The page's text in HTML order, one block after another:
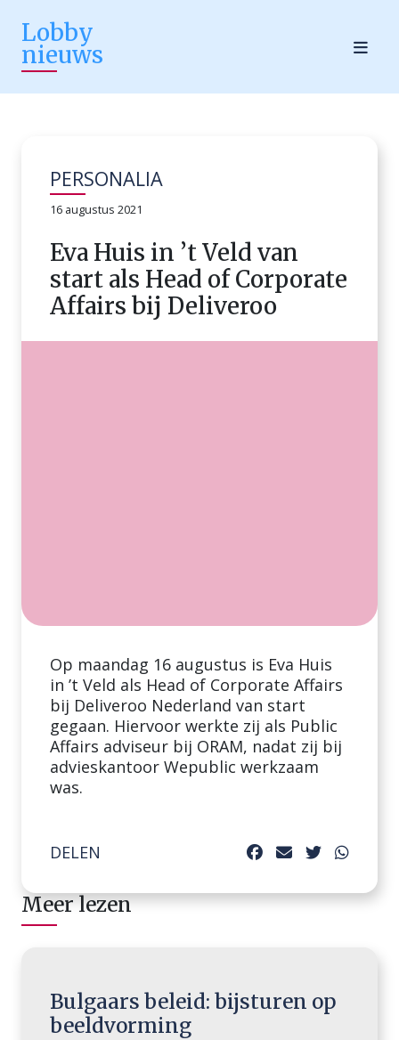
Lobby
nieuws
PERSONALIA
16 augustus 2021
Eva Huis in ’t Veld van
start als Head of Corporate
Affairs bij Deliveroo
Op maandag 16 augustus is Eva Huis
in ’t Veld als Head of Corporate Affairs
bij Deliveroo Nederland van start
gegaan. Hiervoor werkte zij als Public
Affairs adviseur bij ORAM, nadat zij bij
advieskantoor Wepublic werkzaam
was.
DELEN
Meer lezen
Bulgaars beleid: bijsturen op
beeldvorming